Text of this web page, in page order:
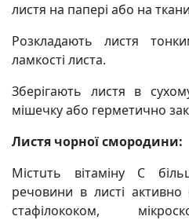
листя на папері або на
Розкладають листя
ламкості листа.
Зберігають листя в
мішечку або герметично
Листя чорної смородини:
Містuть вітаміну С
речовини в листі
стафiлoкоком,